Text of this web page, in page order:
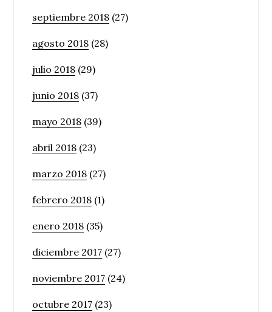
septiembre 2018 (27)
agosto 2018 (28)
julio 2018 (29)
junio 2018 (37)
mayo 2018 (39)
abril 2018 (23)
marzo 2018 (27)
febrero 2018 (1)
enero 2018 (35)
diciembre 2017 (27)
noviembre 2017 (24)
octubre 2017 (23)